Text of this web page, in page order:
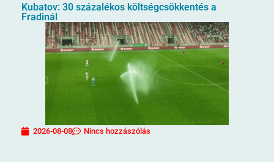
Kubatov: 30 százalékos költségcsökkentés a
Fradinál
2026-08-08 Nincs hozzászólás